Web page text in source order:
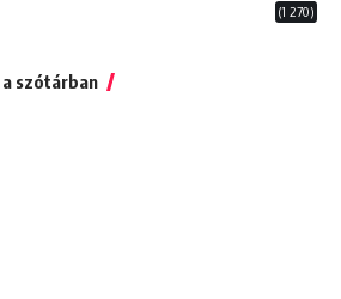
(1 270)
szótárban